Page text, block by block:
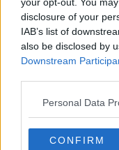
disclosure of your
IAB’s list of
also be disclosed by
Downstream
Personal Data
CONFIRM
Ti potrebbe
Articoli dal Blog